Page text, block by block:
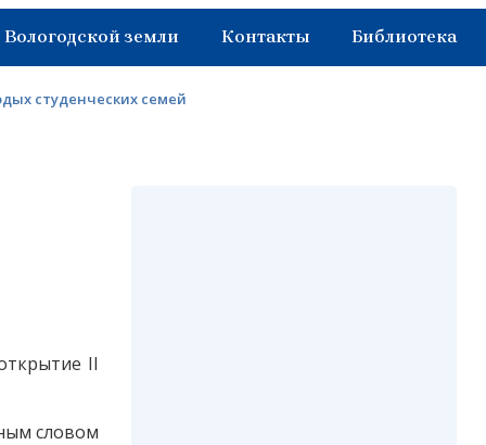
земли Контакты Библиотека
студенческих семей
II
словом